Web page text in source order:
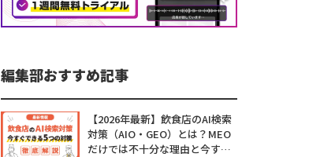
編集部おすすめ記事
【2026年最新】飲食店のAI検索
対策（AIO・GEO）とは？MEO
だけでは不十分な理由と今すぐ